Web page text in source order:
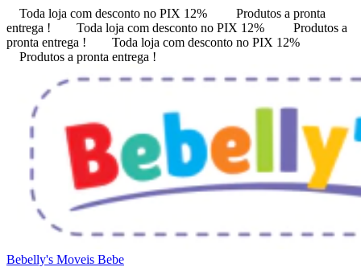
Toda loja com desconto no PIX 12%
Produtos a pronta
entrega !
Toda loja com desconto no PIX 12%
Produtos a
pronta entrega !
Toda loja com desconto no PIX 12%
Produtos a pronta entrega !
Bebelly's Moveis Bebe